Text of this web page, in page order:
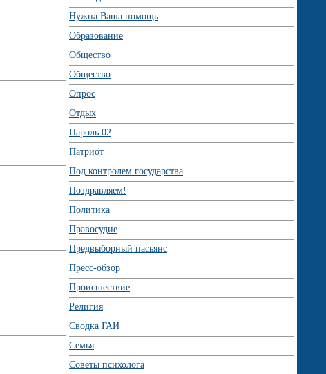
Нужна Ваша помощь
Образование
Общество
Общество
Опрос
Отдых
Пароль 02
Патриот
Под контролем государства
Поздравляем!
Политика
Правосудие
Предвыборный пасьянс
Пресс-обзор
Происшествие
Религия
Сводка ГАИ
Семья
Советы психолога